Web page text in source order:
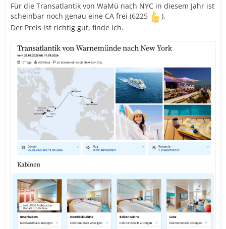
Für die Transatlantik von WaMü nach NYC in diesem Jahr ist
scheinbar noch genau eine CA frei (6225
).
Der Preis ist richtig gut, finde ich.